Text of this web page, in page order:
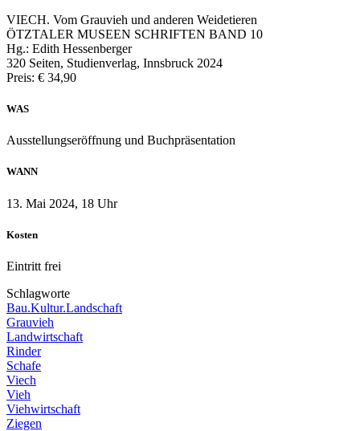
VIECH. Vom Grauvieh und anderen Weidetieren
ÖTZTALER MUSEEN SCHRIFTEN BAND 10
Hg.: Edith Hessenberger
320 Seiten, Studienverlag, Innsbruck 2024
Preis: € 34,90
WAS
Ausstellungseröffnung und Buchpräsentation
WANN
13. Mai 2024, 18 Uhr
Kosten
Eintritt frei
Schlagworte
Bau.Kultur.Landschaft
Grauvieh
Landwirtschaft
Rinder
Schafe
Viech
Vieh
Viehwirtschaft
Ziegen